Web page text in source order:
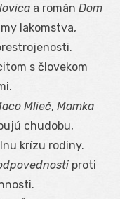
a román Dom
lakomstva,
s človekom
Mlieč, Mamka
chudobu,
krízu rodiny.
proti